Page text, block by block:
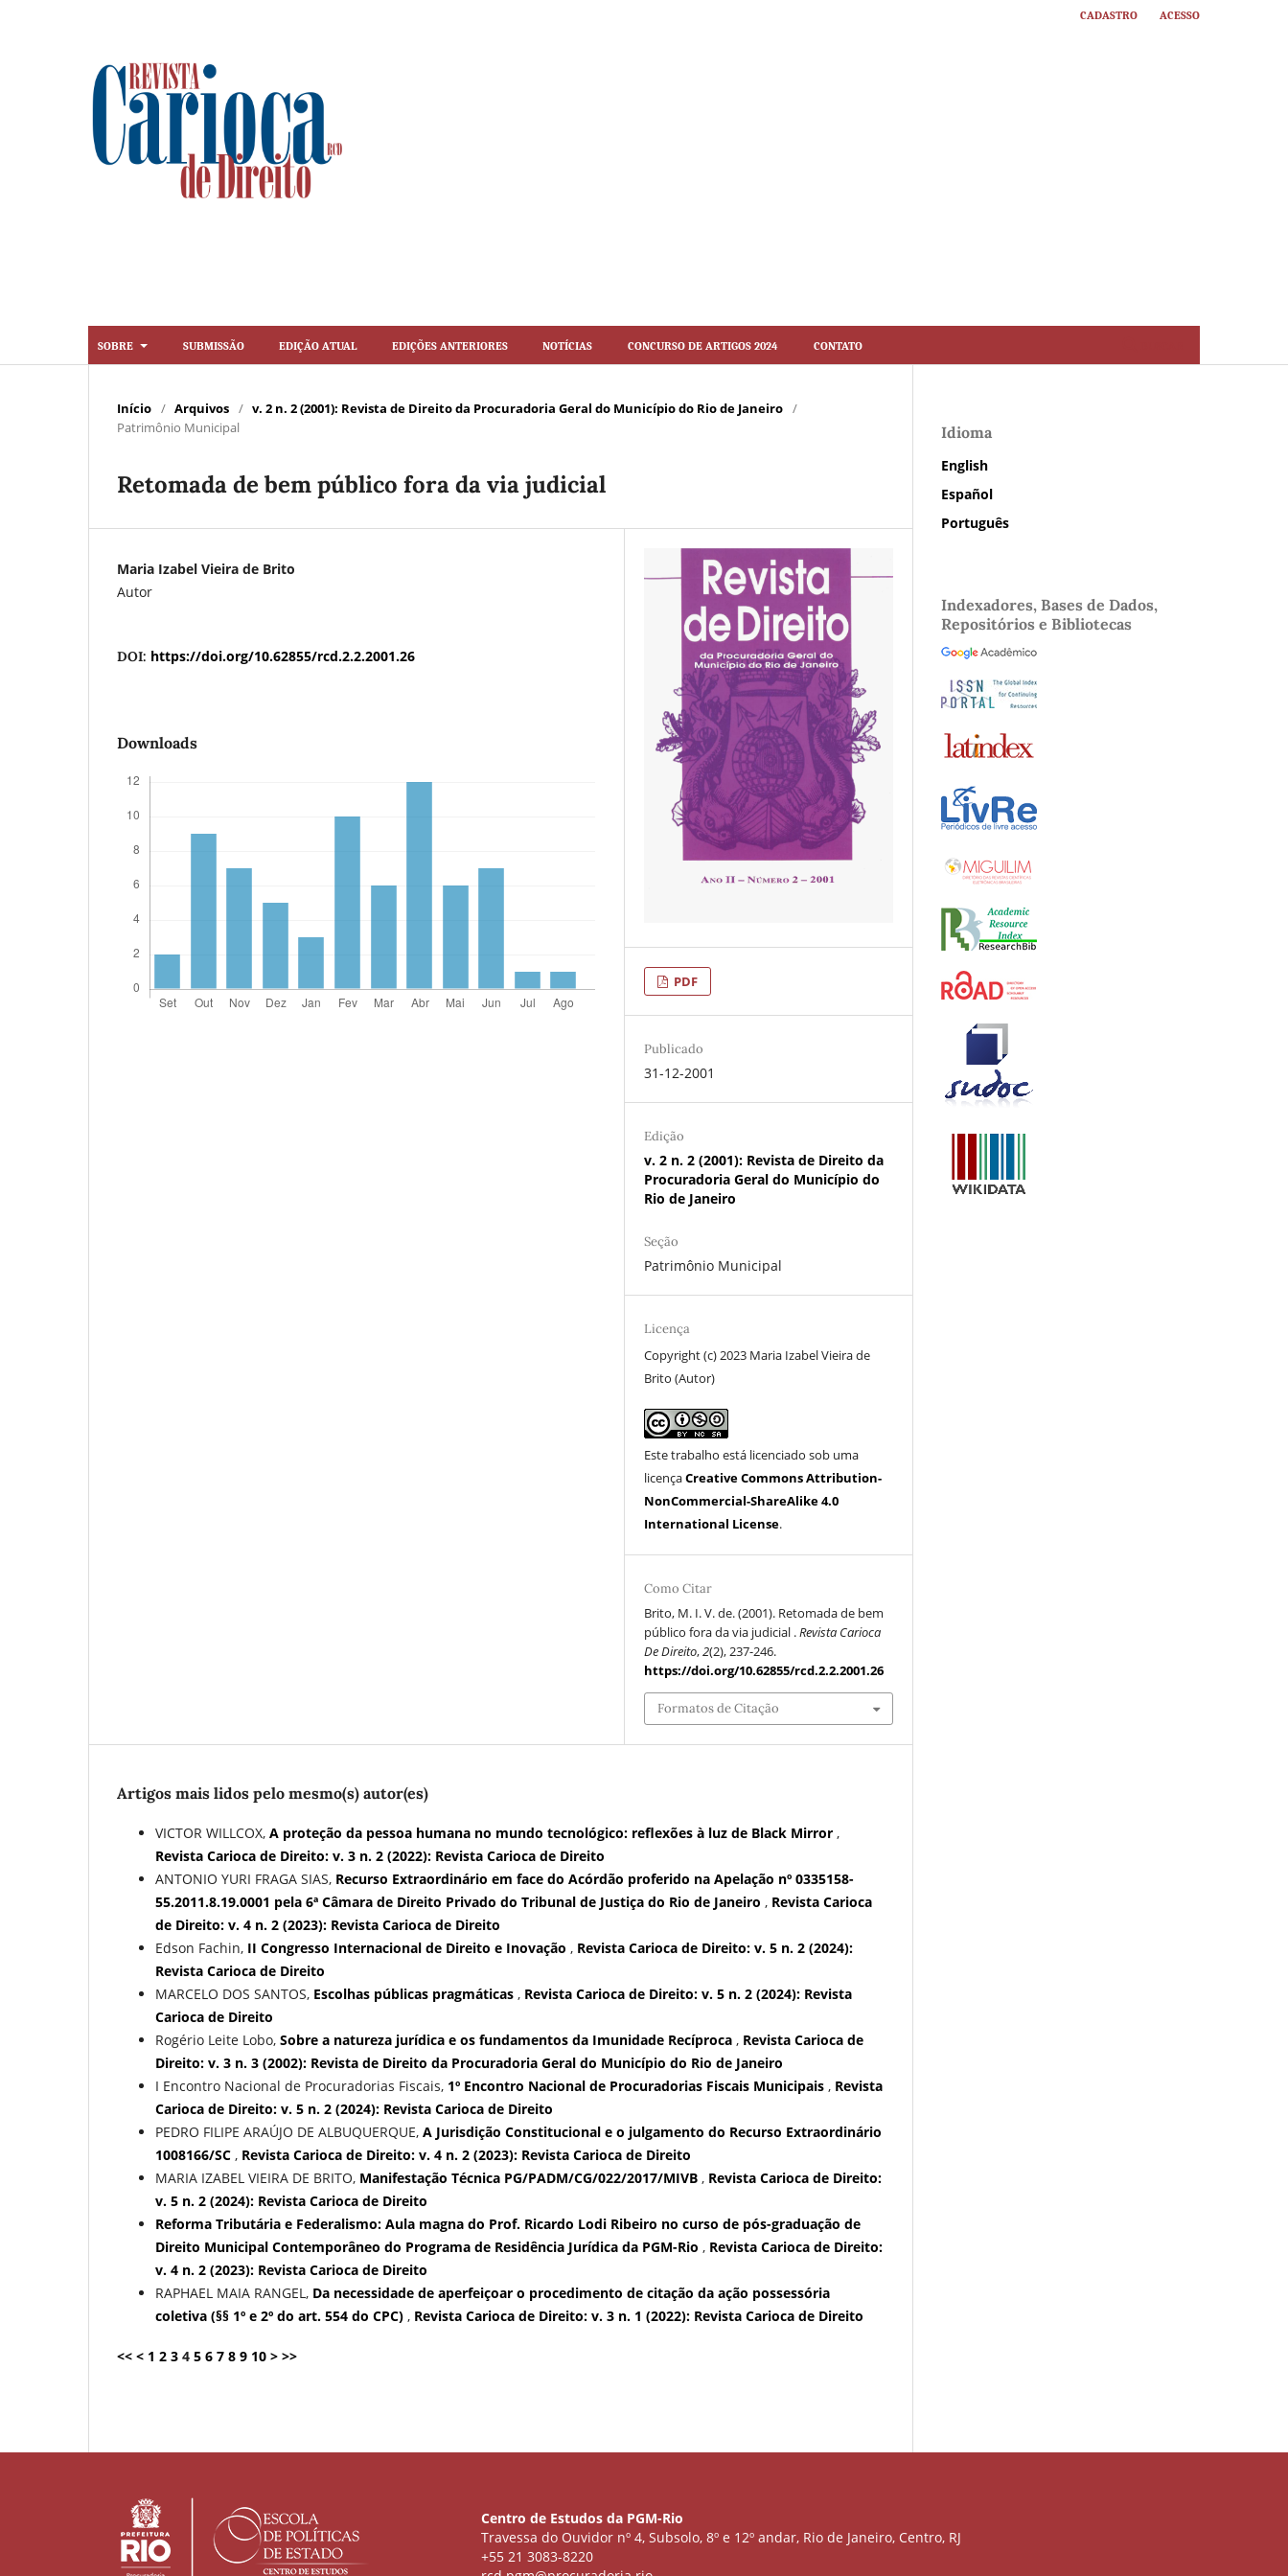
Sobre Submissão Edição Atual Edições Anteriores Notícias Concurso de artigos 2024 Contato
Cadastro Acesso
Início / Arquivos / v. 2 n. 2 (2001): Revista de Direito da Procuradoria Geral do Município do Rio de Janeiro /
Patrimônio Municipal
Retomada de bem público fora da via judicial
Maria Izabel Vieira de Brito
Autor
DOI: https://doi.org/10.62855/rcd.2.2.2001.26
Downloads
PDF
Publicado
31-12-2001
Edição
v. 2 n. 2 (2001): Revista de Direito da
Procuradoria Geral do Município do
Rio de Janeiro
Seção
Patrimônio Municipal
Licença
Copyright (c) 2023 Maria Izabel Vieira de
Brito (Autor)
Este trabalho está licenciado sob uma
licençaCreative Commons Attribution-
NonCommercial-ShareAlike 4.0
International License.
Como Citar
Brito, M. I. V. de. (2001). Retomada de bem
público fora da via judicial .Revista Carioca
De Direito,2(2), 237-246.
https://doi.org/10.62855/rcd.2.2.2001.26
Formatos de Citação
Artigos mais lidos pelo mesmo(s) autor(es)
VICTOR WILLCOX, A proteção da pessoa humana no mundo tecnológico: reflexões à luz de Black Mirror ,
Revista Carioca de Direito: v. 3 n. 2 (2022): Revista Carioca de Direito
ANTONIO YURI FRAGA SIAS, Recurso Extraordinário em face do Acórdão proferido na Apelação nº 0335158-
55.2011.8.19.0001 pela 6ª Câmara de Direito Privado do Tribunal de Justiça do Rio de Janeiro , Revista Carioca
de Direito: v. 4 n. 2 (2023): Revista Carioca de Direito
Edson Fachin, II Congresso Internacional de Direito e Inovação , Revista Carioca de Direito: v. 5 n. 2 (2024):
Revista Carioca de Direito
MARCELO DOS SANTOS, Escolhas públicas pragmáticas , Revista Carioca de Direito: v. 5 n. 2 (2024): Revista
Carioca de Direito
Rogério Leite Lobo, Sobre a natureza jurídica e os fundamentos da Imunidade Recíproca , Revista Carioca de
Direito: v. 3 n. 3 (2002): Revista de Direito da Procuradoria Geral do Município do Rio de Janeiro
I Encontro Nacional de Procuradorias Fiscais, 1º Encontro Nacional de Procuradorias Fiscais Municipais , Revista
Carioca de Direito: v. 5 n. 2 (2024): Revista Carioca de Direito
PEDRO FILIPE ARAÚJO DE ALBUQUERQUE, A Jurisdição Constitucional e o julgamento do Recurso Extraordinário
1008166/SC , Revista Carioca de Direito: v. 4 n. 2 (2023): Revista Carioca de Direito
MARIA IZABEL VIEIRA DE BRITO, Manifestação Técnica PG/PADM/CG/022/2017/MIVB , Revista Carioca de Direito:
v. 5 n. 2 (2024): Revista Carioca de Direito
Reforma Tributária e Federalismo: Aula magna do Prof. Ricardo Lodi Ribeiro no curso de pós-graduação de
Direito Municipal Contemporâneo do Programa de Residência Jurídica da PGM-Rio , Revista Carioca de Direito:
v. 4 n. 2 (2023): Revista Carioca de Direito
RAPHAEL MAIA RANGEL, Da necessidade de aperfeiçoar o procedimento de citação da ação possessória
coletiva (§§ 1º e 2º do art. 554 do CPC) , Revista Carioca de Direito: v. 3 n. 1 (2022): Revista Carioca de Direito
<< < 1 2 3 4 5 6 7 8 9 10 > >>
Idioma
English
Español
Português
Indexadores, Bases de Dados,
Repositórios e Bibliotecas
Centro de Estudos da PGM-Rio
Travessa do Ouvidor nº 4, Subsolo, 8º e 12º andar, Rio de Janeiro, Centro, RJ
+55 21 3083-8220